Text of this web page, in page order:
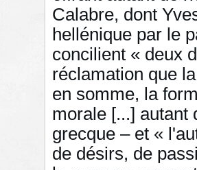
Calabre, dont
hellénique par le
concilient « deux
réclamation que
en somme, la
morale [...] autant
grecque – et «
de désirs, de